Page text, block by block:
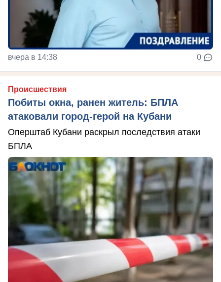
вчера в 14:38 0
Происшествия
Побиты окна, ранен житель: БПЛА
атаковали город-герой на Кубани
Оперштаб Кубани раскрыл последствия атаки
БПЛА